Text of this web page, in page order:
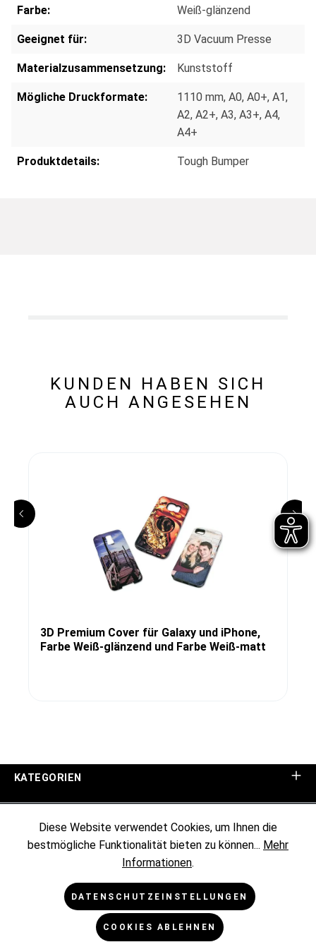
Farbe: Weiß-glänzend
Geeignet für: 3D Vacuum Presse
Materialzusammensetzung: Kunststoff
Mögliche Druckformate: 1110 mm, A0, A0+, A1,
A2, A2+, A3, A3+, A4,
A4+
Produktdetails: Tough Bumper
KUNDEN HABEN SICH
AUCH ANGESEHEN
3D Premium Cover für Galaxy und iPhone,
Farbe Weiß-glänzend und Farbe Weiß-matt
KATEGORIEN
KUNDENINFORMATIONEN
RECHTLICHES
Diese Website verwendet Cookies, um Ihnen die
bestmögliche Funktionalität bieten zu können... Mehr
Informationen.
DATENSCHUTZEINSTELLUNGEN
COOKIES ABLEHNEN